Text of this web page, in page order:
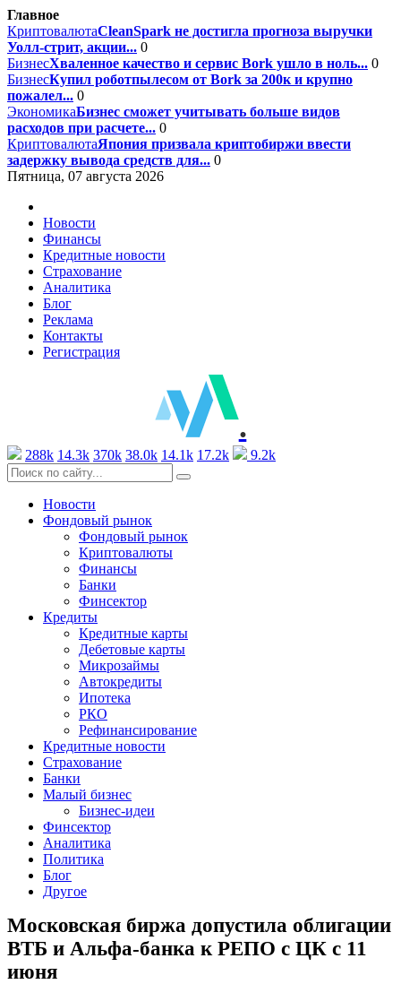
Главное
КриптовалютаCleanSpark не достигла прогноза выручки
Уолл-стрит, акции... 0
БизнесХваленное качество и сервис Bork ушло в ноль... 0
БизнесКупил роботпылесом от Bork за 200к и крупно
пожалел... 0
ЭкономикаБизнес сможет учитывать больше видов
расходов при расчете... 0
КриптовалютаЯпония призвала криптобиржи ввести
задержку вывода средств для... 0
Пятница, 07 августа 2026
Новости
Финансы
Кредитные новости
Страхование
Аналитика
Блог
Реклама
Контакты
Регистрация
.
288k 14.3k 370k 38.0k 14.1k 17.2k 9.2k
Новости
Фондовый рынок
Фондовый рынок
Криптовалюты
Финансы
Банки
Финсектор
Кредиты
Кредитные карты
Дебетовые карты
Микрозаймы
Автокредиты
Ипотека
РКО
Рефинансирование
Кредитные новости
Страхование
Банки
Малый бизнес
Бизнес-идеи
Финсектор
Аналитика
Политика
Блог
Другое
Московская биржа допустила облигации
ВТБ и Альфа-банка к РЕПО с ЦК с 11
июня